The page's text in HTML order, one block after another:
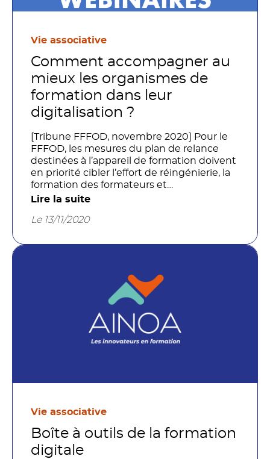
Vie associative
Comment accompagner au
mieux les organismes de
formation dans leur
digitalisation ?
[Tribune FFFOD, novembre 2020] Pour le
FFFOD, les mesures du plan de relance
destinées à l’appareil de formation doivent
en priorité cibler l’effort de réingénierie, la
formation des formateurs et
l’accompagnement stratégique des
Lire la suite
Le 13/11/2020
Vie associative
Boîte à outils de la formation
digitale